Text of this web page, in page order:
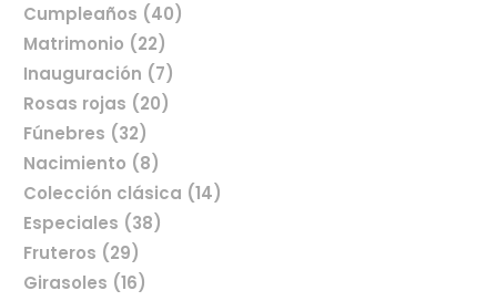
Cumpleaños (40)
Matrimonio (22)
Inauguración (7)
Rosas rojas (20)
Fúnebres (32)
Nacimiento (8)
Colección clásica (14)
Especiales (38)
Fruteros (29)
Girasoles (16)